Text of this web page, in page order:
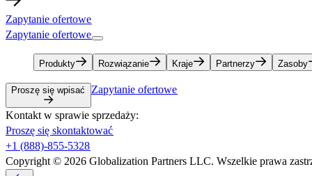
Zapytanie ofertowe​​
Zapytanie ofertowe​​
Produkty​​ Rozwiązanie​​ Kraje​​ Partnerzy​​ Zasoby​​
Proszę się wpisać​​ Zapytanie ofertowe​​
Kontakt w sprawie sprzedaży:​​
Proszę się skontaktować​​
+1 (888)-855-5328​​
Copyright © 2026 Globalization Partners LLC. Wszelkie prawa